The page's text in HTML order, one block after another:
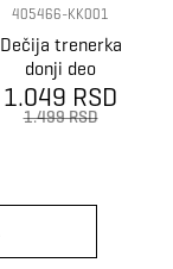
405466-KK001
Dečija trenerka
donji deo
Champion Cute
bike tight
1.049 RSD
1.499 RSD